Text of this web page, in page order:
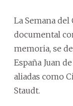
La Semana del
documental
memoria, se
España Juan
aliadas como
Staudt.